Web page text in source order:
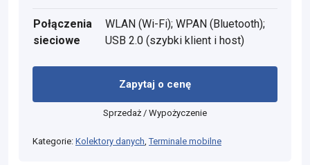
Połączenia
sieciowe
WLAN (Wi-Fi); WPAN (Bluetooth);
USB 2.0 (szybki klient i host)
Zapytaj o cenę
Sprzedaż / Wypożyczenie
Kategorie: Kolektory danych ,Terminale mobilne